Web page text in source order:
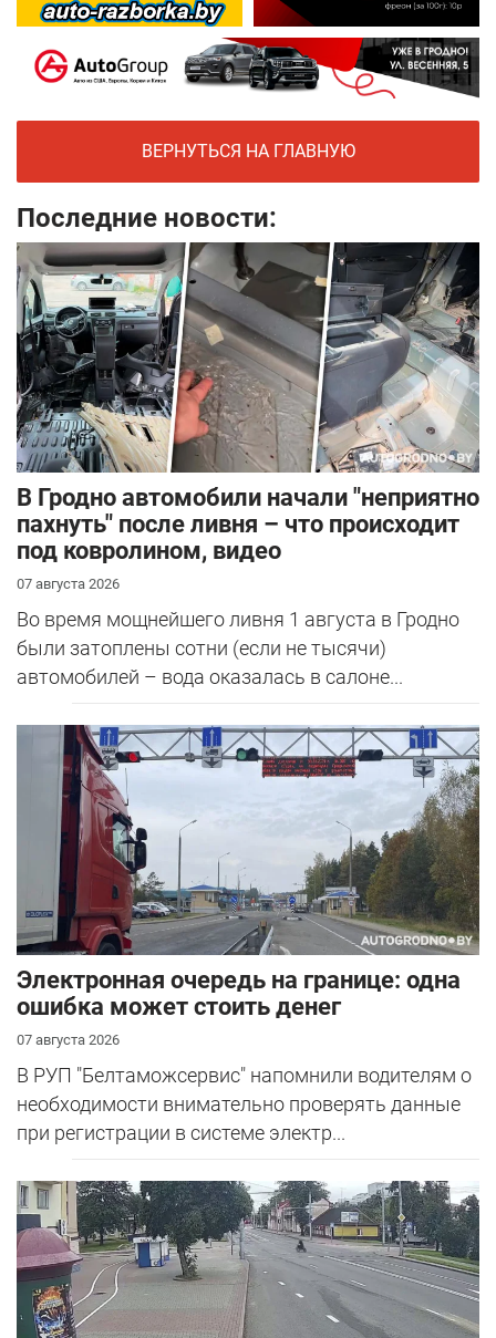
ВЕРНУТЬСЯ НА ГЛАВНУЮ
Последние новости:
В Гродно автомобили начали "неприятно
пахнуть" после ливня – что происходит
под ковролином, видео
07 августа 2026
Во время мощнейшего ливня 1 августа в Гродно
были затоплены сотни (если не тысячи)
автомобилей – вода оказалась в салоне...
Электронная очередь на границе: одна
ошибка может стоить денег
07 августа 2026
В РУП "Белтаможсервис" напомнили водителям о
необходимости внимательно проверять данные
при регистрации в системе электр...